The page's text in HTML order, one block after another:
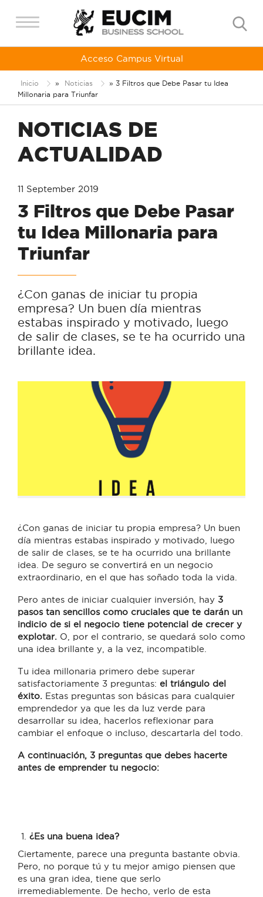
Acceso Campus Virtual
Inicio » Noticias » 3 Filtros que Debe Pasar tu Idea
Millonaria para Triunfar
NOTICIAS DE
ACTUALIDAD
11 September 2019
3 Filtros que Debe Pasar
tu Idea Millonaria para
Triunfar
¿Con ganas de iniciar tu propia
empresa? Un buen día mientras
estabas inspirado y motivado, luego
de salir de clases, se te ha ocurrido una
brillante idea.
¿Con ganas de iniciar tu propia empresa? Un buen
día mientras estabas inspirado y motivado, luego
de salir de clases, se te ha ocurrido una brillante
idea. De seguro se convertirá en un negocio
extraordinario, en el que has soñado toda la vida.
Pero antes de iniciar cualquier inversión, hay 3
pasos tan sencillos como cruciales que te darán un
indicio de si el negocio tiene potencial de crecer y
explotar. O, por el contrario, se quedará solo como
una idea brillante y, a la vez, incompatible.
Tu idea millonaria primero debe superar
satisfactoriamente 3 preguntas: el triángulo del
éxito. Estas preguntas son básicas para cualquier
emprendedor ya que les da luz verde para
desarrollar su idea, hacerlos reflexionar para
cambiar el enfoque o incluso, descartarla del todo.
A continuación, 3 preguntas que debes hacerte
antes de emprender tu negocio:
¿Es una buena idea?
Ciertamente, parece una pregunta bastante obvia.
Pero, no porque tú y tu mejor amigo piensen que
es una gran idea, tiene que serlo
irremediablemente. De hecho, verlo de esta